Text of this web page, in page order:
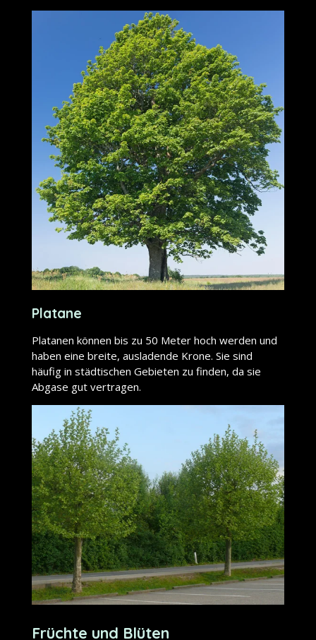
Platane
Platanen können bis zu 50 Meter hoch werden und
haben eine breite, ausladende Krone. Sie sind
häufig in städtischen Gebieten zu finden, da sie
Abgase gut vertragen.
Früchte und Blüten